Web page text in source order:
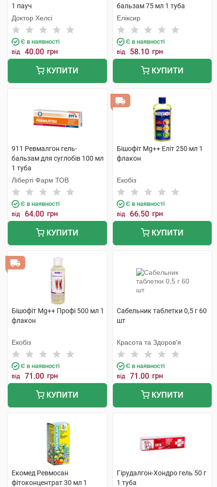
1 пауч
Доктор Хелсі
Є в наявності
від 40.00 грн
КУПИТИ
бальзам 75 мл 1 туба
Еліксир
Є в наявності
від 58.10 грн
КУПИТИ
911 Ревмалгон гель-
бальзам для суглобів 100 мл
1 туба
Ліберті Фарм ТОВ
Є в наявності
від 64.00 грн
КУПИТИ
Бішофіт Mg++ Еліт 250 мл 1
флакон
Екобіз
Є в наявності
від 66.50 грн
КУПИТИ
Бішофіт Mg++ Профі 500 мл 1
флакон
Екобіз
Є в наявності
від 71.00 грн
КУПИТИ
Сабельник таблетки 0,5 г 60
шт
Красота та Здоров'я
Є в наявності
від 71.00 грн
КУПИТИ
Екомед Ревмосан
фітоконцентрат 30 мл 1
Гірудалгон-Хондро гель 50 г
1 туба